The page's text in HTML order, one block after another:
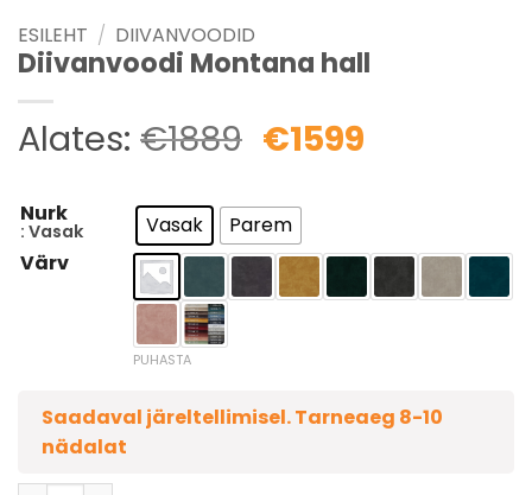
ESILEHT / DIIVANVOODID
Diivanvoodi Montana hall
Alates: €1889 €1599
Nurk
: Vasak Vasak
Parem
Värv
PUHASTA
Saadaval järeltellimisel. Tarneaeg 8-10
nädalat